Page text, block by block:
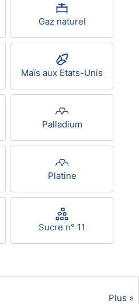
Gaz naturel
Maïs aux Etats-Unis
Palladium
Platine
Sucre n° 11
Plus »